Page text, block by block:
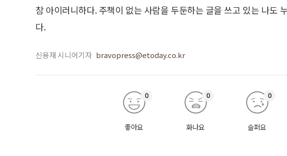
참 아이러니하다. 주책이 없는 사람을 두둔하는 글을 쓰고 있는 나도
다.
신용재 시니어기자 bravopress@etoday.co.kr
좋아요
0
화나요
0
슬퍼요
0